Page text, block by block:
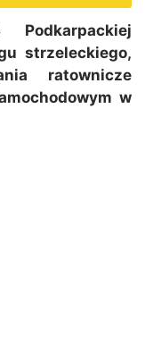
Podkarpackiej
strzeleckiego,
ratownicze
w